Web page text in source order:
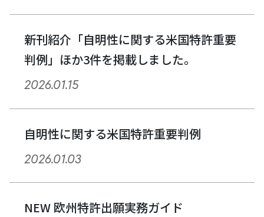
新刊紹介「自明性に関する米国特許重要
判例」ほか3件を掲載しました。
2026.01.15
自明性に関する米国特許重要判例
2026.01.03
NEW 欧州特許出願実務ガイド